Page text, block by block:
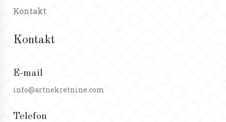
Kontakt
Kontakt
E-mail
info@artnekretnine.com
Telefon